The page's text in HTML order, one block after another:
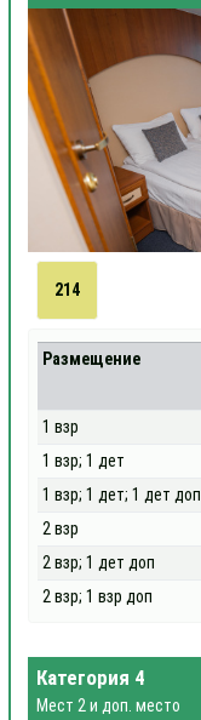
214
Размещение
1 взр
1 взр; 1 дет
1 взр; 1 дет; 1 дет доп
2 взр
2 взр; 1 дет доп
2 взр; 1 взр доп
Категория 4
Мест 2 и доп. место